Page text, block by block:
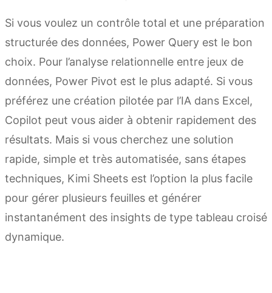
Si vous voulez un contrôle total et une préparation
structurée des données, Power Query est le bon
choix. Pour l’analyse relationnelle entre jeux de
données, Power Pivot est le plus adapté. Si vous
préférez une création pilotée par l’IA dans Excel,
Copilot peut vous aider à obtenir rapidement des
résultats. Mais si vous cherchez une solution
rapide, simple et très automatisée, sans étapes
techniques, Kimi Sheets est l’option la plus facile
pour gérer plusieurs feuilles et générer
instantanément des insights de type tableau croisé
dynamique.